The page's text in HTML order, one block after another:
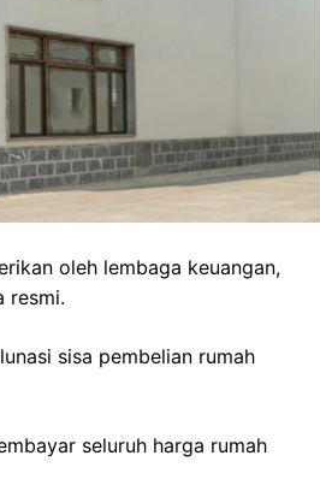
oleh lembaga keuangan,
resmi.
sisa pembelian rumah
seluruh harga rumah